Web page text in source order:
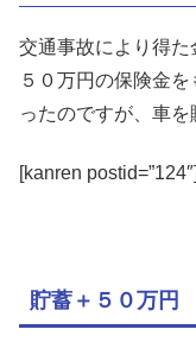
交通事故により得た
５０万円の保険金
ったのですが、車を
[kanren postid=”124″]
貯蓄＋５０万円